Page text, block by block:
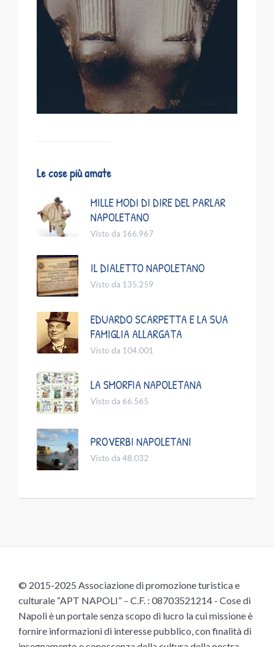
Le cose più amate
MILLE MODI DI DIRE DEL PARLAR
NAPOLETANO
Visto da 166.967
IL DIALETTO NAPOLETANO
Visto da 135.259
EDUARDO SCARPETTA E LA SUA
FAMIGLIA ALLARGATA
Visto da 104.001
LA SMORFIA NAPOLETANA
Visto da 66.565
PROVERBI NAPOLETANI
Visto da 48.032
© 2015-2025 Associazione di promozione turistica e
culturale “APT NAPOLI” – C.F. : 08703521214 - Cose di
Napoli è un portale senza scopo di lucro la cui missione è
fornire informazioni di interesse pubblico, con finalità di